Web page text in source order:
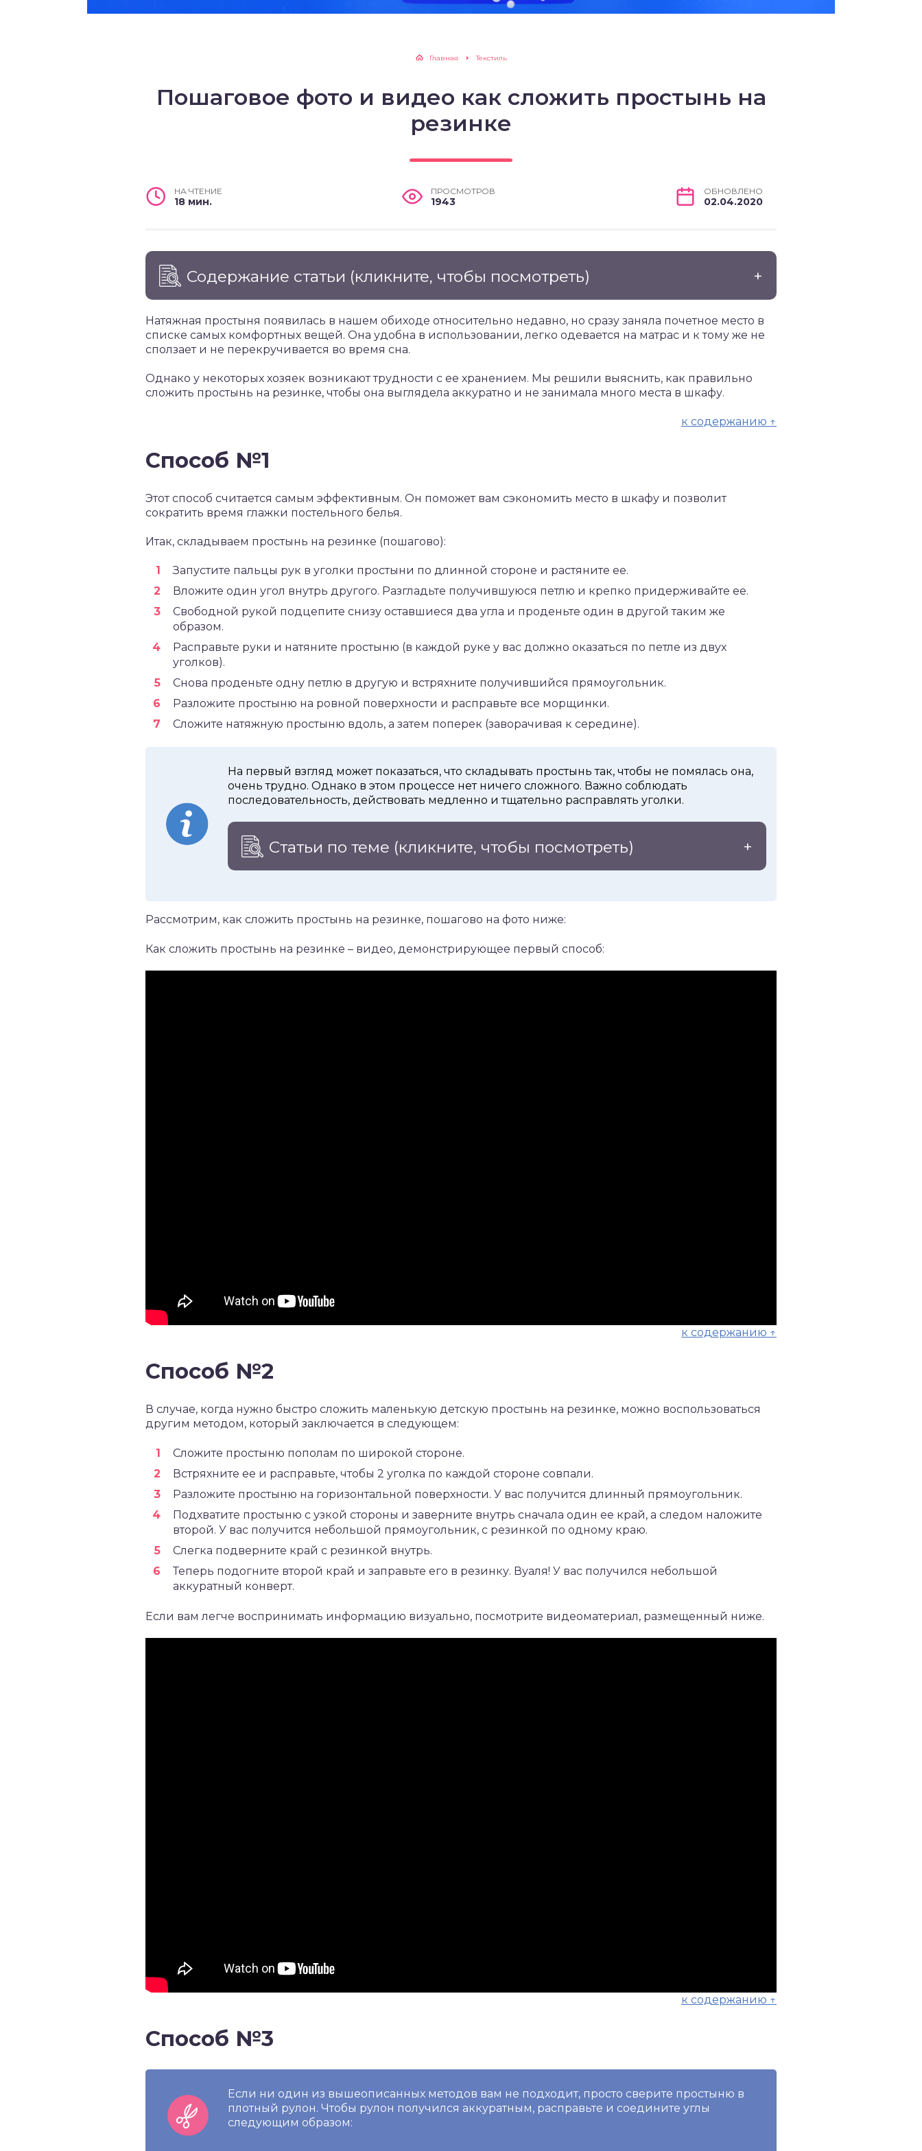
Главная Текстиль
Пошаговое фото и видео как сложить простынь на
резинке
НА ЧТЕНИЕ
18 мин.
ПРОСМОТРОВ
1943
ОБНОВЛЕНО
02.04.2020
Содержание статьи (кликните, чтобы посмотреть)
Натяжная простыня появилась в нашем обиходе относительно недавно, но сразу заняла почетное место в
списке самых комфортных вещей. Она удобна в использовании, легко одевается на матрас и к тому же не
сползает и не перекручивается во время сна.
Однако у некоторых хозяек возникают трудности с ее хранением. Мы решили выяснить, как правильно
сложить простынь на резинке, чтобы она выглядела аккуратно и не занимала много места в шкафу.
к содержанию ↑
Способ №1
Этот способ считается самым эффективным. Он поможет вам сэкономить место в шкафу и позволит
сократить время глажки постельного белья.
Итак, складываем простынь на резинке (пошагово):
Запустите пальцы рук в уголки простыни по длинной стороне и растяните ее.
Вложите один угол внутрь другого. Разгладьте получившуюся петлю и крепко придерживайте ее.
Свободной рукой подцепите снизу оставшиеся два угла и проденьте один в другой таким же
образом.
Расправьте руки и натяните простыню (в каждой руке у вас должно оказаться по петле из двух
уголков).
Снова проденьте одну петлю в другую и встряхните получившийся прямоугольник.
Разложите простыню на ровной поверхности и расправьте все морщинки.
Сложите натяжную простыню вдоль, а затем поперек (заворачивая к середине).
На первый взгляд может показаться, что складывать простынь так, чтобы не помялась она,
очень трудно. Однако в этом процессе нет ничего сложного. Важно соблюдать
последовательность, действовать медленно и тщательно расправлять уголки.
Статьи по теме (кликните, чтобы посмотреть)
Рассмотрим, как сложить простынь на резинке, пошагово на фото ниже:
Как сложить простынь на резинке – видео, демонстрирующее первый способ:
к содержанию ↑
Способ №2
В случае, когда нужно быстро сложить маленькую детскую простынь на резинке, можно воспользоваться
другим методом, который заключается в следующем:
Сложите простыню пополам по широкой стороне.
Встряхните ее и расправьте, чтобы 2 уголка по каждой стороне совпали.
Разложите простыню на горизонтальной поверхности. У вас получится длинный прямоугольник.
Подхватите простыню с узкой стороны и заверните внутрь сначала один ее край, а следом наложите
второй. У вас получится небольшой прямоугольник, с резинкой по одному краю.
Слегка подверните край с резинкой внутрь.
Теперь подогните второй край и заправьте его в резинку. Вуаля! У вас получился небольшой
аккуратный конверт.
Если вам легче воспринимать информацию визуально, посмотрите видеоматериал, размещенный ниже.
к содержанию ↑
Способ №3
Если ни один из вышеописанных методов вам не подходит, просто сверите простыню в
плотный рулон. Чтобы рулон получился аккуратным, расправьте и соедините углы
следующим образом: